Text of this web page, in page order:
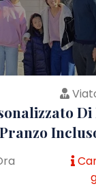
Di
Pranzo